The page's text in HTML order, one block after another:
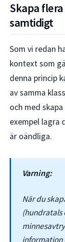
Skapa
samtidigt
Som vi redan
kontext som
denna princip
av samma
och med
exempel lagra
är oändliga.
Varning:
När du
(hundratals
information